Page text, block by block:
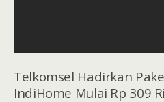
Telkomsel Hadirkan
IndiHome Mulai Rp 309